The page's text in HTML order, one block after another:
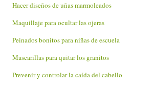
Hacer diseños de uñas marmoleados
Maquillaje para ocultar las ojeras
Peinados bonitos para niñas de escuela
Mascarillas para quitar los granitos
Prevenir y controlar la caída del cabello